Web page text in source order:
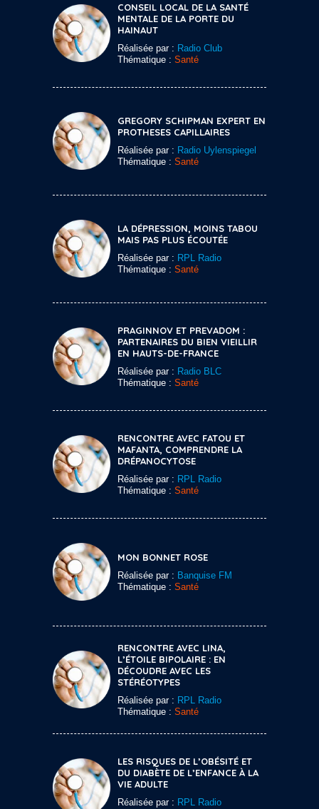
CONSEIL LOCAL DE LA SANTÉ
MENTALE DE LA PORTE DU
HAINAUT
Réalisée par : Radio Club
Thématique : Santé
GREGORY SCHIPMAN EXPERT EN
PROTHESES CAPILLAIRES
Réalisée par : Radio Uylenspiegel
Thématique : Santé
LA DÉPRESSION, MOINS TABOU
MAIS PAS PLUS ÉCOUTÉE
Réalisée par : RPL Radio
Thématique : Santé
PRAGINNOV ET PREVADOM :
PARTENAIRES DU BIEN VIEILLIR
EN HAUTS-DE-FRANCE
Réalisée par : Radio BLC
Thématique : Santé
RENCONTRE AVEC FATOU ET
MAFANTA, COMPRENDRE LA
DRÉPANOCYTOSE
Réalisée par : RPL Radio
Thématique : Santé
MON BONNET ROSE
Réalisée par : Banquise FM
Thématique : Santé
RENCONTRE AVEC LINA,
L’ÉTOILE BIPOLAIRE : EN
DÉCOUDRE AVEC LES
STÉRÉOTYPES
Réalisée par : RPL Radio
Thématique : Santé
LES RISQUES DE L’OBÉSITÉ ET
DU DIABÈTE DE L’ENFANCE À LA
VIE ADULTE
Réalisée par : RPL Radio